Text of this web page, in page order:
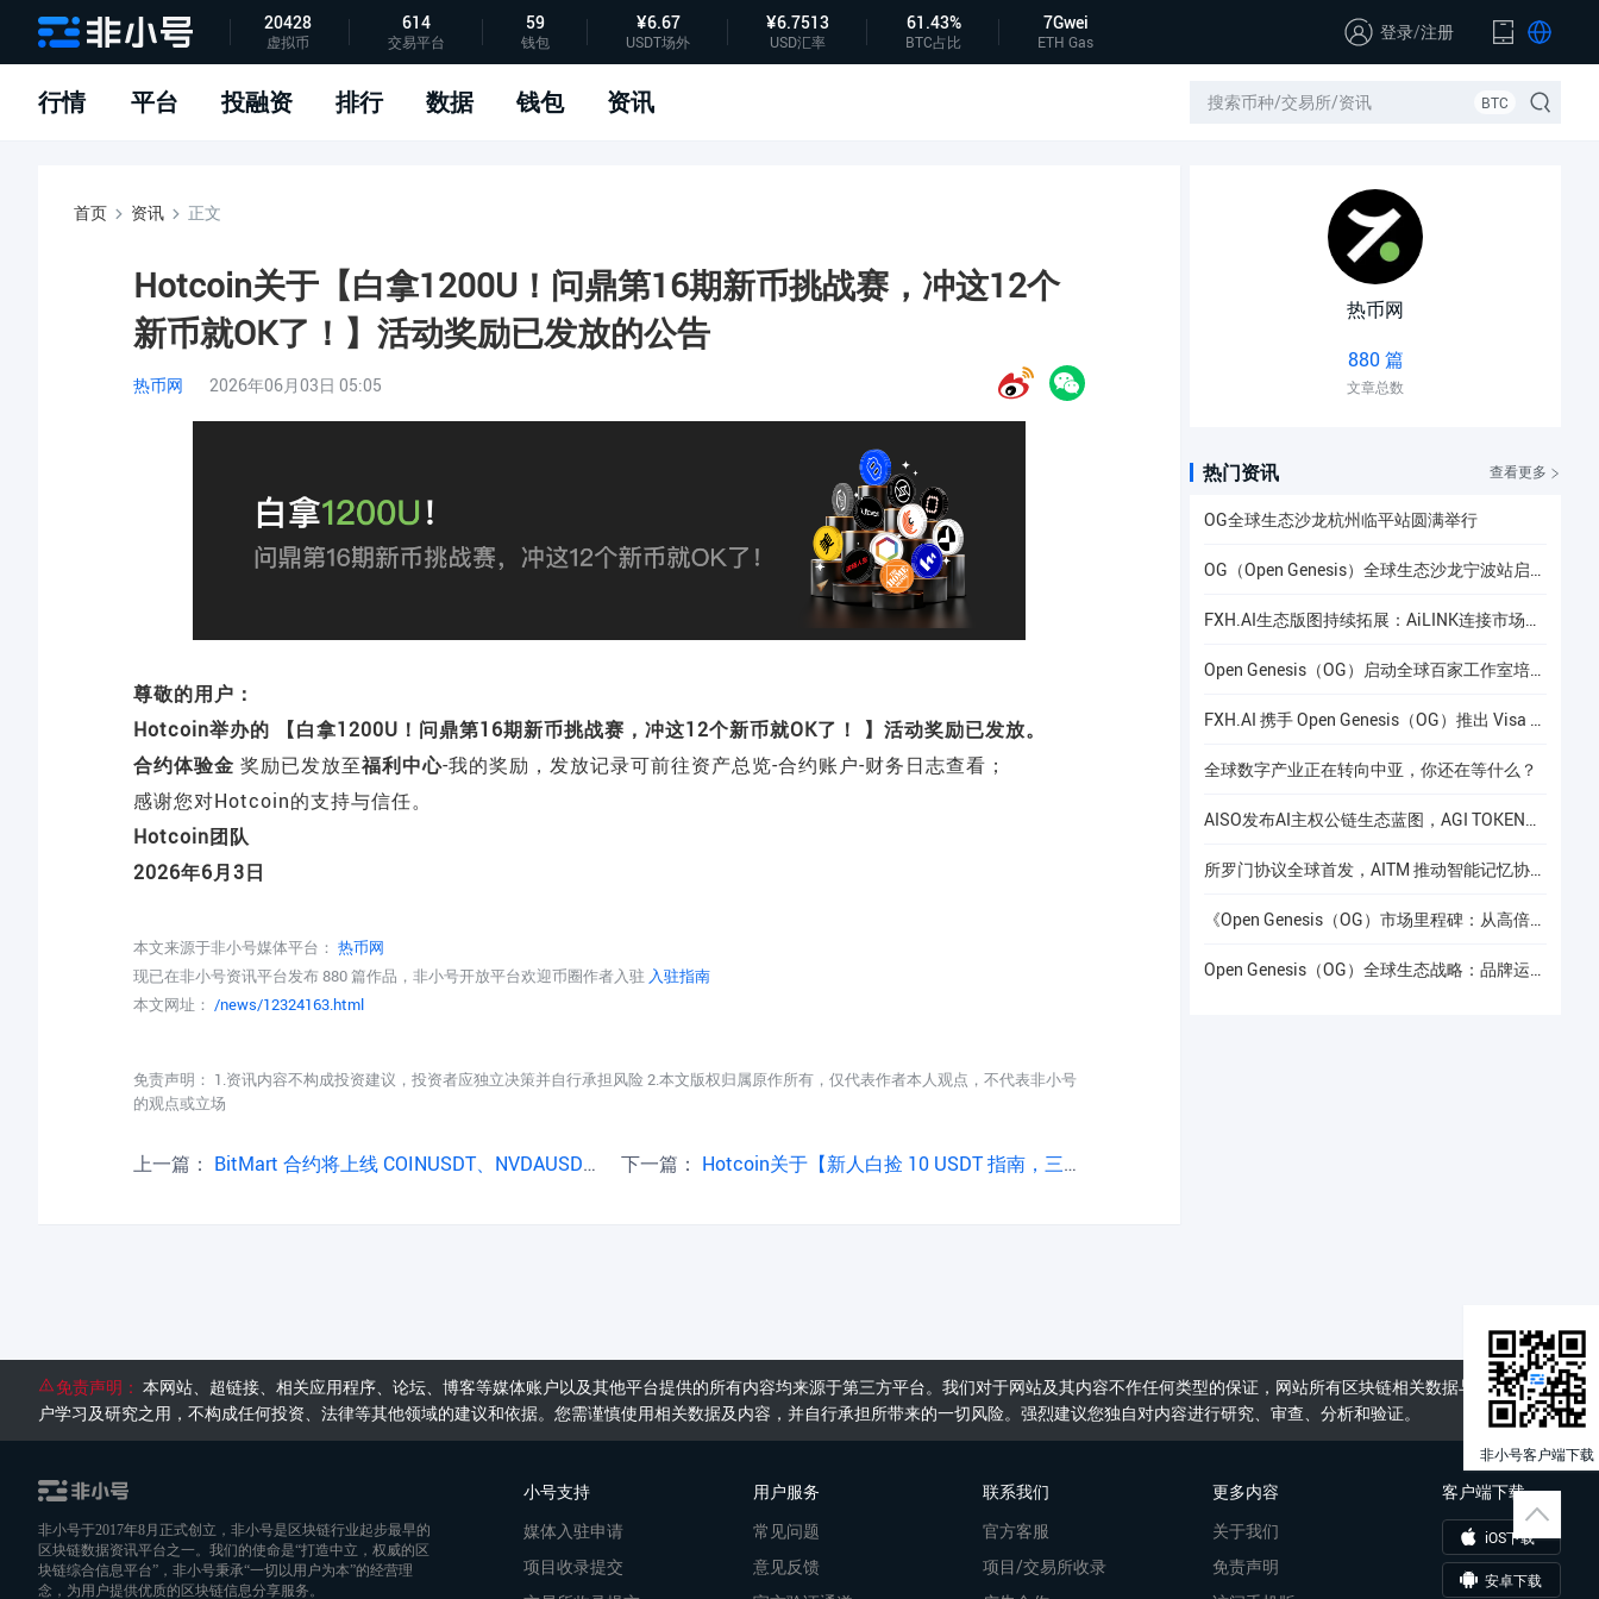
APP下载
指标说明
问题反馈
20428
虚拟币
614
交易平台
59
钱包
¥6.67
USDT场外
¥6.7513
USD汇率
61.43%
BTC占比
7Gwei
ETH Gas 登录/注册
行情 平台 投融资 排行 数据 钱包 资讯 BTC
首页 资讯 正文
Hotcoin关于【白拿1200U！问鼎第16期新币挑战赛，冲这12个
新币就OK了！】活动奖励已发放的公告
热币网 2026年06月03日 05:05
尊敬的用户：
Hotcoin举办的 【白拿1200U！问鼎第16期新币挑战赛，冲这12个新币就OK了！
】活动奖励已发放。
合约体验金 奖励已发放至福利中心-我的奖励，发放记录可前往资产总览-合约账户-财务日志查看；
感谢您对Hotcoin的支持与信任。
Hotcoin团队
2026年6月3日
本文来源于非小号媒体平台： 热币网
现已在非小号资讯平台发布 880 篇作品，非小号开放平台欢迎币圈作者入驻 入驻指南
本文网址： /news/12324163.html
免责声明： 1.资讯内容不构成投资建议，投资者应独立决策并自行承担风险 2.本文版权归属原作所有，仅代表作者本人观点，不代表非小号
的观点或立场
上一篇： BitMart 合约将上线 COINUSDT、NVDAUSDT & 9 个永续合约 下一篇： Hotcoin关于【新人白捡 10 USDT 指南，三步轻松拿下 3,565 美金】活动奖励已发放的公告
热币网
880 篇
文章总数
热门资讯 查看更多
OG全球生态沙龙杭州临平站圆满举行
OG（Open Genesis）全球生态沙龙宁波站启幕，聚焦AI × Web3共识与应用落地
FXH.AI生态版图持续拓展：AiLINK连接市场数据、AI洞察与安全协作
Open Genesis（OG）启动全球百家工作室培养计划
FXH.AI 携手 Open Genesis（OG）推出 Visa 联名实体卡
全球数字产业正在转向中亚，你还在等什么？
AISO发布AI主权公链生态蓝图，AGI TOKEN计划于12月24日上线Gate.io
所罗门协议全球首发，AITM 推动智能记忆协议进入全球协作阶段
《Open Genesis（OG）市场里程碑：从高倍增长到共识流动性的价值重构》
Open Genesis（OG）全球生态战略：品牌运营赋能下的线下共识网络建设
免责声明： 本网站、超链接、相关应用程序、论坛、博客等媒体账户以及其他平台提供的所有内容均来源于第三方平台。我们对于网站及其内容不作任何类型的保证，网站所有区块链相关数据与资料仅供用
户学习及研究之用，不构成任何投资、法律等其他领域的建议和依据。您需谨慎使用相关数据及内容，并自行承担所带来的一切风险。强烈建议您独自对内容进行研究、审查、分析和验证。
非小号于2017年8月正式创立，非小号是区块链行业起步最早的
区块链数据资讯平台之一。我们的使命是“打造中立，权威的区
块链综合信息平台”，非小号秉承“一切以用户为本”的经营理
念，为用户提供优质的区块链信息分享服务。
小号支持
媒体入驻申请
项目收录提交
用户服务
常见问题
意见反馈
联系我们
官方客服
项目/交易所收录
更多内容
关于我们
免责声明
客户端下载
iOS下载
安卓下载
非小号客户端下载